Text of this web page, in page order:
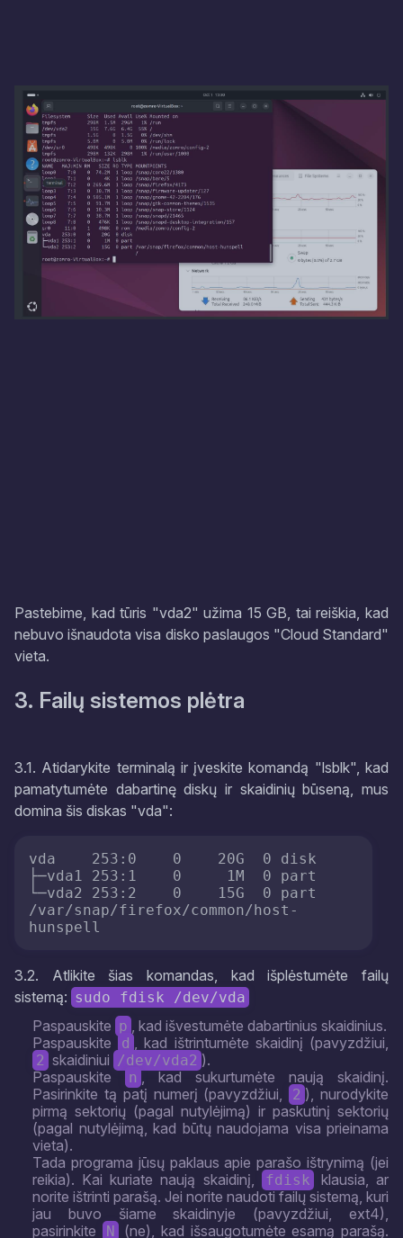
Pastebime, kad tūris "vda2" užima 15 GB, tai reiškia, kad
nebuvo išnaudota visa disko paslaugos "Cloud Standard"
vieta.
3. Failų sistemos plėtra
3.1. Atidarykite terminalą ir įveskite komandą "lsblk", kad
pamatytumėte dabartinę diskų ir skaidinių būseną, mus
domina šis diskas "vda":
vda    253:0    0    20G  0 disk
├─vda1 253:1    0     1M  0 part
└─vda2 253:2    0    15G  0 part
/var/snap/firefox/common/host-
hunspell
3.2. Atlikite šias komandas, kad išplėstumėte failų
sistemą: sudo fdisk /dev/vda
Paspauskite p , kad išvestumėte dabartinius skaidinius.
Paspauskite
d , kad ištrintumėte skaidinį (pavyzdžiui,
2 skaidiniui /dev/vda2 ).
Paspauskite
n , kad sukurtumėte naują skaidinį.
Pasirinkite tą patį numerį (pavyzdžiui,
2 ), nurodykite
pirmą sektorių (pagal nutylėjimą) ir paskutinį sektorių
(pagal nutylėjimą, kad būtų naudojama visa prieinama
vieta).
Tada programa jūsų paklaus apie parašo ištrynimą (jei
reikia). Kai kuriate naują skaidinį,
fdisk
klausia, ar
norite ištrinti parašą. Jei norite naudoti failų sistemą, kuri
jau buvo šiame skaidinyje (pavyzdžiui, ext4),
pasirinkite
N (ne), kad išsaugotumėte esamą parašą.